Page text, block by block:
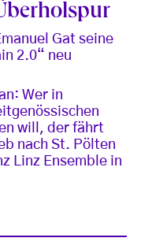
Gat seine
2.0“ neu
Wer in
will, der fährt
nach St. Pölten
Linz Ensemble in